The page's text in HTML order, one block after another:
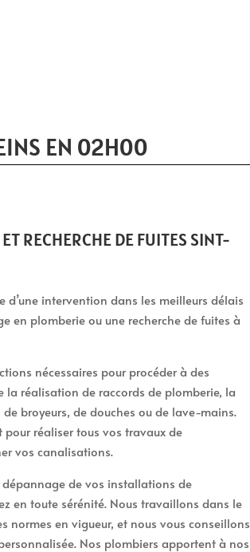
EN 02H00
RECHERCHE DE FUITES SINT-
d’une intervention dans les meilleurs délais
en plomberie ou une recherche de fuites à
nécessaires pour procéder à des
la réalisation de raccords de plomberie, la
broyeurs, de douches ou de lave-mains.
réaliser tous vos travaux de
vos canalisations.
dépannage de vos installations de
en toute sérénité. Nous travaillons dans le
normes en vigueur, et nous vous conseillons
Nos plombiers apportent à nos